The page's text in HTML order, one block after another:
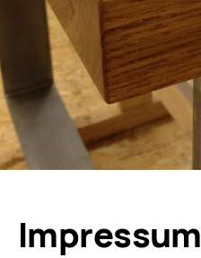
Impressum